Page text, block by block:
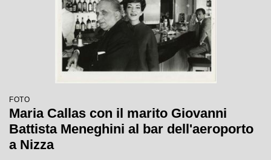
FOTO
Maria Callas con il marito Giovanni
Battista Meneghini al bar dell'aeroporto
a Nizza